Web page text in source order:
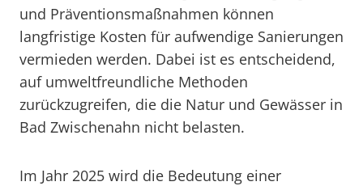
und Präventionsmaßnahmen können
langfristige Kosten für aufwendige Sanierungen
vermieden werden. Dabei ist es entscheidend,
auf umweltfreundliche Methoden
zurückzugreifen, die die Natur und Gewässer in
Bad Zwischenahn nicht belasten.
Im Jahr 2025 wird die Bedeutung einer